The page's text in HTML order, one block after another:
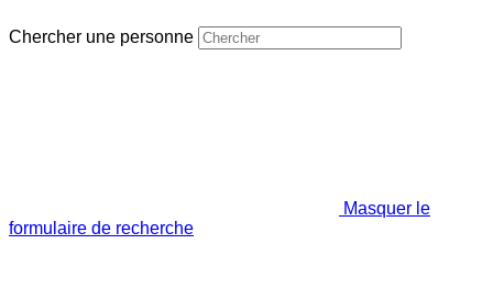
Chercher une personne
Masquer le
formulaire de recherche